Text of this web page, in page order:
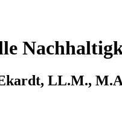
LL.M.,